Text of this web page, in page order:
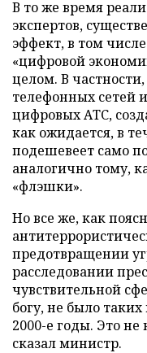
В то же время
экспертов,
эффект, в том
«цифровой
целом. В
телефонных сетей
цифровых АТС,
как ожидается, в
подешевеет само
аналогично тому,
«флэшки».
Но все же, как
предотвращении
расследовании
чувствительной
богу, не было
2000-е годы. Это
сказал министр.